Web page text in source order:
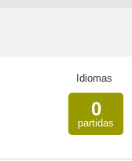
Idiomas
0
partidas